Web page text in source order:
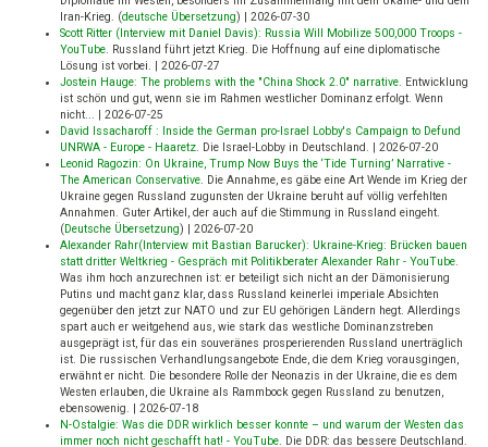
Iran-Krieg. (deutsche Übersetzung)
2026-07-30
Scott Ritter (Interview mit Daniel Davis): Russia Will Mobilize 500,000 Troops -
YouTube. Russland führt jetzt Krieg. Die Hoffnung auf eine diplomatische
Lösung ist vorbei.
2026-07-27
Jostein Hauge: The problems with the "China Shock 2.0" narrative. Entwicklung
ist schön und gut, wenn sie im Rahmen westlicher Dominanz erfolgt. Wenn
nicht...
2026-07-25
David Issacharoff : Inside the German pro-Israel Lobby's Campaign to Defund
UNRWA - Europe - Haaretz. Die Israel-Lobby in Deutschland.
2026-07-20
Leonid Ragozin: On Ukraine, Trump Now Buys the ‘Tide Turning’ Narrative -
The American Conservative. Die Annahme, es gäbe eine Art Wende im Krieg der
Ukraine gegen Russland zugunsten der Ukraine beruht auf völlig verfehlten
Annahmen. Guter Artikel, der auch auf die Stimmung in Russland eingeht.
(Deutsche Übersetzung)
2026-07-20
Alexander Rahr(Interview mit Bastian Barucker): Ukraine-Krieg: Brücken bauen
statt dritter Weltkrieg - Gespräch mit Politikberater Alexander Rahr - YouTube.
Was ihm hoch anzurechnen ist: er beteiligt sich nicht an der Dämonisierung
Putins und macht ganz klar, dass Russland keinerlei imperiale Absichten
gegenüber den jetzt zur NATO und zur EU gehörigen Ländern hegt. Allerdings
spart auch er weitgehend aus, wie stark das westliche Dominanzstreben
ausgeprägt ist, für das ein souveränes prosperierenden Russland unerträglich
ist. Die russischen Verhandlungsangebote Ende, die dem Krieg vorausgingen,
erwähnt er nicht. Die besondere Rolle der Neonazis in der Ukraine, die es dem
Westen erlauben, die Ukraine als Rammbock gegen Russland zu benutzen,
ebensowenig.
2026-07-18
N-Ostalgie: Was die DDR wirklich besser konnte – und warum der Westen das
immer noch nicht geschafft hat! - YouTube. Die DDR: das bessere Deutschland.